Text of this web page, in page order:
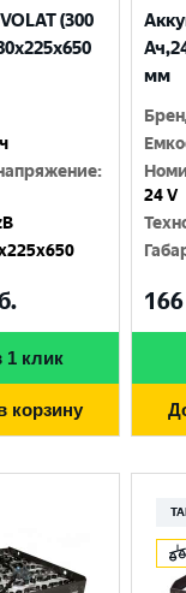
(300
:
1 клик
корзину
мм
24 V